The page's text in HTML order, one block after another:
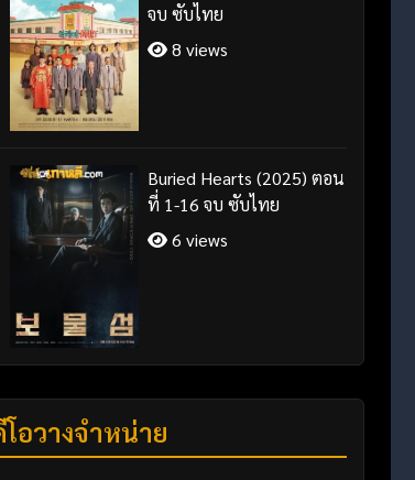
จบ ซับไทย
8 views
Buried Hearts (2025) ตอน
ที่ 1-16 จบ ซับไทย
6 views
อวางจำหน่าย